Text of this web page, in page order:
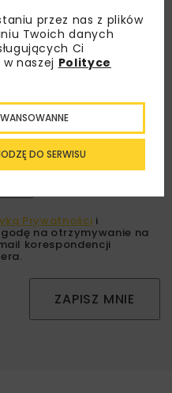
aby otrzymywać od
branżowe,
atrakcyjne oferty i
Prywatności i
na otrzymywanie na
korespondencji
ZAPISZ MNIE
przez nas z plików
Twoich danych
Ci
naszej Polityce
DO SERWISU